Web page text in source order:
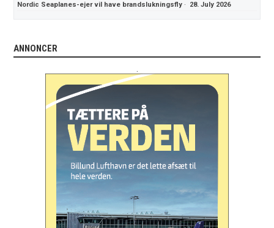
Nordic Seaplanes-ejer vil have brandslukningsfly · 28. July 2026
ANNONCER